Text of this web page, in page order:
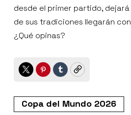
desde el primer partido,
de sus tradiciones llegarán
¿Qué opinas?
TwitterPinterest
TumblrCopy
Copa del Mundo 2026